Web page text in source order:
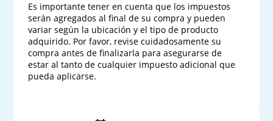
Es importante tener en cuenta que los impuestos
serán agregados al final de su compra y pueden
variar según la ubicación y el tipo de producto
adquirido. Por favor, revise cuidadosamente su
compra antes de finalizarla para asegurarse de
estar al tanto de cualquier impuesto adicional que
pueda aplicarse.